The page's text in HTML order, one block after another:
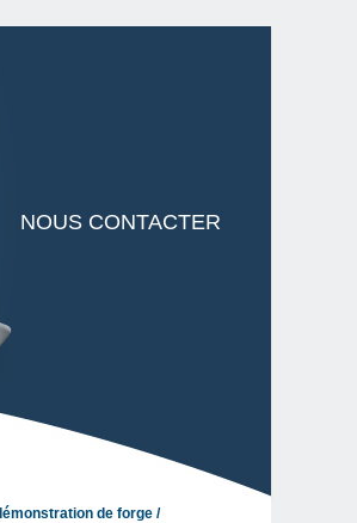
NOUS CONTACTER
de forge